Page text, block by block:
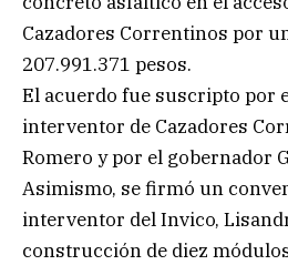
Cazadores Correntinos por
207.991.371 pesos.
El acuerdo fue suscripto por
interventor de Cazadores
Romero y por el gobernador
Asimismo, se firmó un
interventor del Invico,
construcción de diez